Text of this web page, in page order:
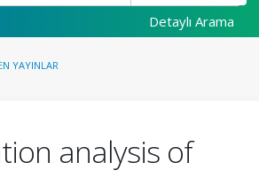
Detaylı Arama
YAYINLAR
analysis of